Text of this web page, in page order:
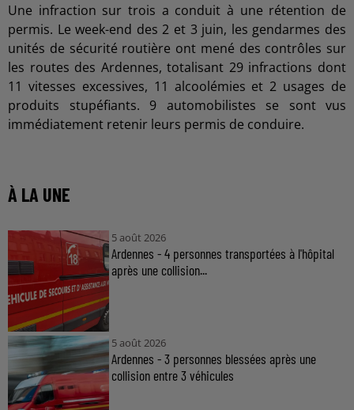
Une infraction sur trois a conduit à une rétention de
permis. Le week-end des 2 et 3 juin, les gendarmes des
unités de sécurité routière ont mené des contrôles sur
les routes des Ardennes, totalisant 29 infractions dont
11 vitesses excessives, 11 alcoolémies et 2 usages de
produits stupéfiants. 9 automobilistes se sont vus
immédiatement retenir leurs permis de conduire.
À LA UNE
5 août 2026
Ardennes - 4 personnes transportées à l'hôpital
après une collision...
5 août 2026
Ardennes - 3 personnes blessées après une
collision entre 3 véhicules